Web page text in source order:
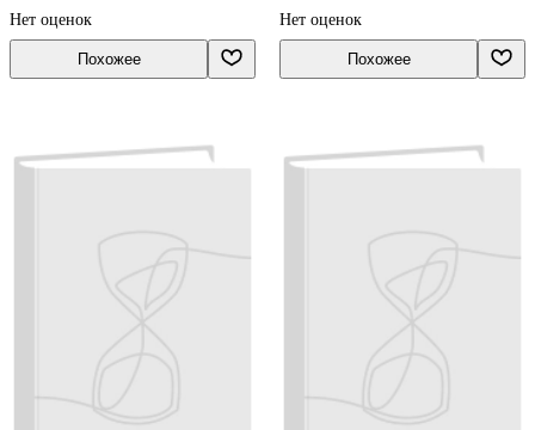
Нет оценок
Похожее
Нет оценок
Похожее